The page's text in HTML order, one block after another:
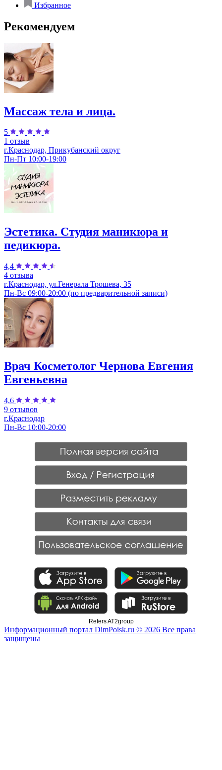
Избранное
Рекомендуем
Массаж тела и лица.
5
1 отзыв
г.Краснодар, Прикубанский округ
Пн-Пт 10:00-19:00
Эстетика. Студия маникюра и
педикюра.
4,4
4 отзыва
г.Краснодар, ул.Генерала Трошева, 35
Пн-Вс 09:00-20:00 (по предварительной записи)
Врач Косметолог Чернова Евгения
Евгеньевна
4,6
9 отзывов
г.Краснодар
Пн-Вс 10:00-20:00
Refers AT2group
Информационный портал DimPoisk.ru © 2026 Все права
защищены